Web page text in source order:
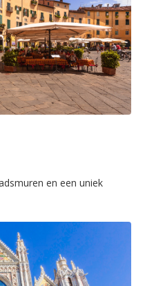
en een uniek